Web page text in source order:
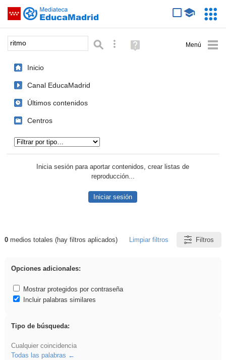
Saltar navegación
Palabra o frase: Búsqueda avanzada
Ayuda
(en
Inicio
Canal EducaMadrid
Últimos contenidos
Centros
Inicia sesión para aportar contenidos, crear listas de
reproducción...
Iniciar sesión
Resultados de: ritmo
0medios totales (hay filtros aplicados) Limpiar filtros Filtros
Opciones adicionales:
Mostrar protegidos por contraseña
Incluir palabras similares
Tipo de búsqueda:
Cualquier coincidencia
Todas las palabras